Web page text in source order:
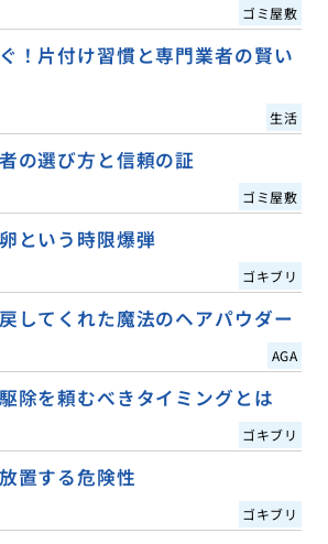
ゴミ屋敷
！片付け習慣と専門業者の賢い
生活
の選び方と信頼の証
ゴミ屋敷
という時限爆弾
ゴキブリ
してくれた魔法のヘアパウダー
AGA
除を頼むべきタイミングとは
ゴキブリ
置する危険性
ゴキブリ